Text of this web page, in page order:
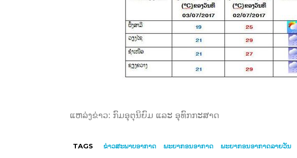
ແຫລ່ງຂ່າວ: ກົມອຸຕຸນິຍົມ ແລະ ອຸທົກກະສາດ
TAGS ຂ່າວສະພາບອາກາດ ພະຍາກອນອາກາດ ພະ​ຍາ​ກອນ​ອາ​ກາດລາຍວັນ